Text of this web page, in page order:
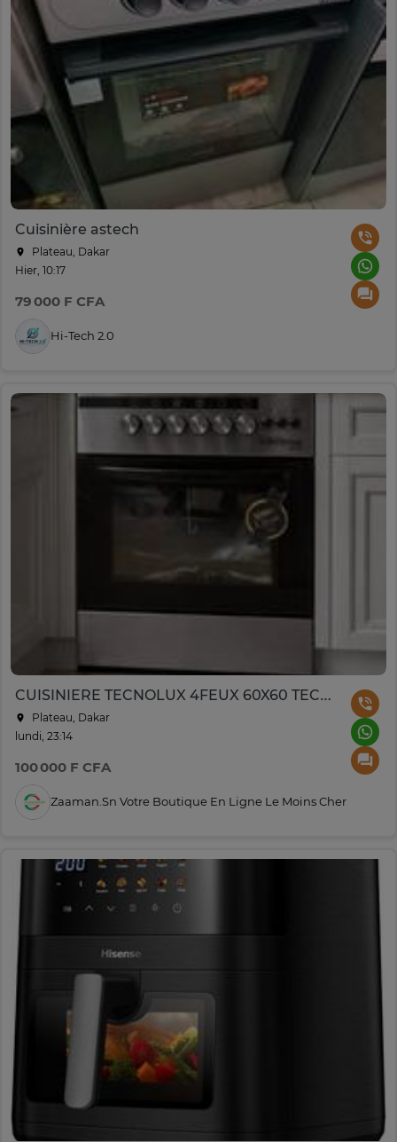
Cuisinière astech
Plateau, Dakar
Hier, 10:17
79 000 F CFA
Hi-Tech 2.0
CUISINIERE TECNOLUX 4FEUX 60X60 TEC60CS NEW
Plateau, Dakar
lundi, 23:14
100 000 F CFA
Zaaman.sn Votre Boutique En Ligne Le Moins Cher